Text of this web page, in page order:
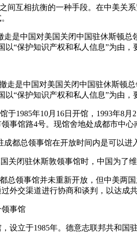
间互相抗衡的一种手段。在中美关
走是中国对美国关闭中国驻休斯顿
以“保护知识产权和私人信息”为由，
走是中国对美国关闭中国驻休斯顿
以“保护知识产权和私人信息”为由，
于1985年10月16日开馆，1993年8
馆路4号。现馆舍地处成都市中心
成都总领事馆在开放时间内是可以
关闭驻休斯敦领事馆时，中国为了
总领事馆并未重新开放，但中美两
外交渠道进行协商和谈判，以达成
领事馆
设立于1985年。德意志联邦共和国